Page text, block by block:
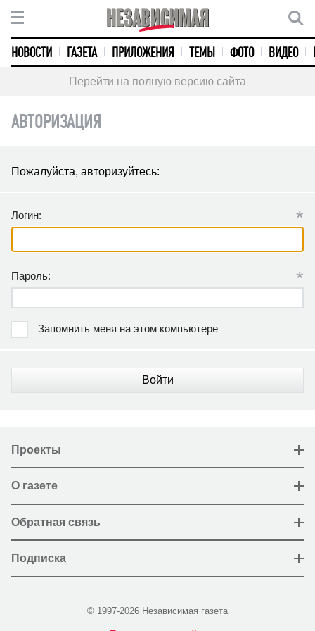
НОВОСТИ ГАЗЕТА ПРИЛОЖЕНИЯ ТЕМЫ ФОТО ВИДЕО
Перейти на полную версию сайта
АВТОРИЗАЦИЯ
Пожалуйста, авторизуйтесь:
Логин: *
Пароль: *
Запомнить меня на этом компьютере
Войти
Проекты
О газете
Обратная связь
Подписка
© 1997-2026 Независимая газета